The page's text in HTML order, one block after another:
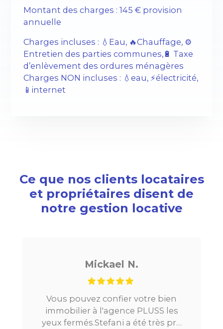
Montant des charges : 145 € provision
annuelle
Charges incluses : 💧Eau, 🔥Chauffage, ⚙️
Entretien des parties communes,🔋 Taxe
d’enlèvement des ordures ménagères
Charges NON incluses : 💧eau, ⚡️électricité,
📱internet
Ce que nos clients locataires
et propriétaires disent de
notre gestion locative
confier votre bien
à l'agence PLUSS les
a été très pro
Je cherchais
Paris, tout s’est
la mise en